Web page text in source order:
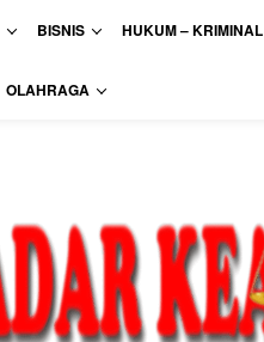
BISNIS HUKUM – KRIMINAL
OLAHRAGA